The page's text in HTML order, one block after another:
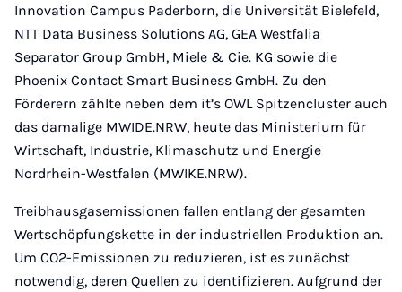
Innovation Campus Paderborn, die Universität Bielefeld,
NTT Data Business Solutions AG, GEA Westfalia
Separator Group GmbH, Miele & Cie. KG sowie die
Phoenix Contact Smart Business GmbH. Zu den
Förderern zählte neben dem it’s OWL Spitzencluster auch
das damalige MWIDE.NRW, heute das Ministerium für
Wirtschaft, Industrie, Klimaschutz und Energie
Nordrhein-Westfalen (MWIKE.NRW).
Treibhausgasemissionen fallen entlang der gesamten
Wertschöpfungskette in der industriellen Produktion an.
Um CO2-Emissionen zu reduzieren, ist es zunächst
notwendig, deren Quellen zu identifizieren. Aufgrund der